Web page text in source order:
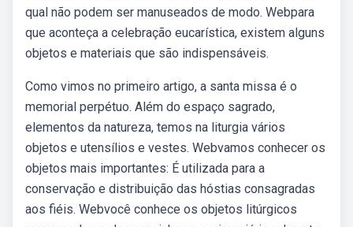
qual não podem ser manuseados de modo. Webpara
que aconteça a celebração eucarística, existem alguns
objetos e materiais que são indispensáveis.
Como vimos no primeiro artigo, a santa missa é o
memorial perpétuo. Além do espaço sagrado,
elementos da natureza, temos na liturgia vários
objetos e utensílios e vestes. Webvamos conhecer os
objetos mais importantes: É utilizada para a
conservação e distribuição das hóstias consagradas
aos fiéis. Webvocê conhece os objetos litúrgicos